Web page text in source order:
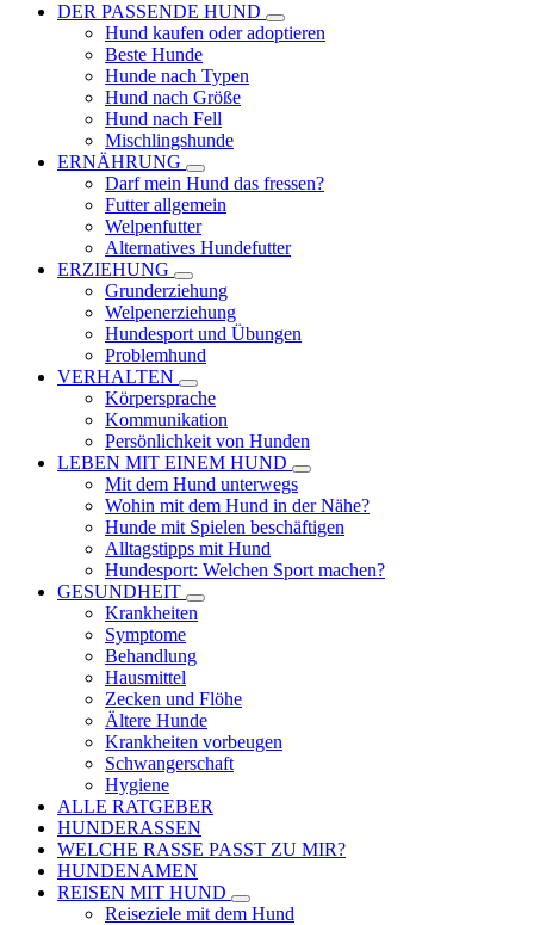
DER PASSENDE HUND
Hund kaufen oder adoptieren
Beste Hunde
Hunde nach Typen
Hund nach Größe
Hund nach Fell
Mischlingshunde
ERNÄHRUNG
Darf mein Hund das fressen?
Futter allgemein
Welpenfutter
Alternatives Hundefutter
ERZIEHUNG
Grunderziehung
Welpenerziehung
Hundesport und Übungen
Problemhund
VERHALTEN
Körpersprache
Kommunikation
Persönlichkeit von Hunden
LEBEN MIT EINEM HUND
Mit dem Hund unterwegs
Wohin mit dem Hund in der Nähe?
Hunde mit Spielen beschäftigen
Alltagstipps mit Hund
Hundesport: Welchen Sport machen?
GESUNDHEIT
Krankheiten
Symptome
Behandlung
Hausmittel
Zecken und Flöhe
Ältere Hunde
Krankheiten vorbeugen
Schwangerschaft
Hygiene
ALLE RATGEBER
HUNDERASSEN
WELCHE RASSE PASST ZU MIR?
HUNDENAMEN
REISEN MIT HUND
Reiseziele mit dem Hund